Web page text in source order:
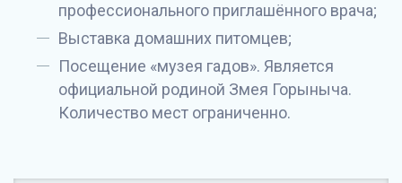
профессионального приглашённого врача;
Выставка домашних питомцев;
Посещение «музея гадов». Является
официальной родиной Змея Горыныча.
Количество мест ограниченно.